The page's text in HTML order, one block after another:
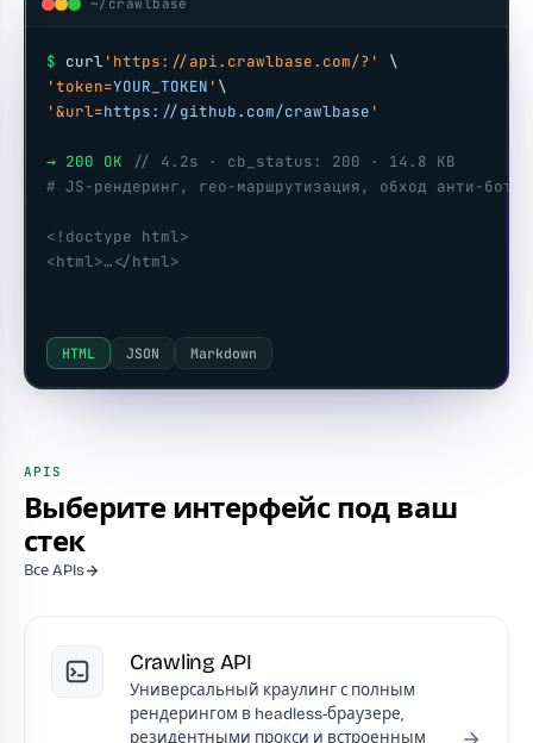
~/crawlbase
$ curl 'https://api.crawlbase.com/?'
\
'token=YOUR_TOKEN ' \
'&url=https://github.com/crawlbase '
→ 200 OK
// 4.2s · cb_status: 200 · 14.8 KB
# JS-рендеринг, гео-маршрутизация, обход анти-бот
<!doctype html>
<html>…</html>
HTML JSON Markdown
APIS
Выберите интерфейс под ваш
стек
Все APIs
Crawling API
Универсальный краулинг с полным
рендерингом в headless-браузере,
резидентными прокси и встроенным